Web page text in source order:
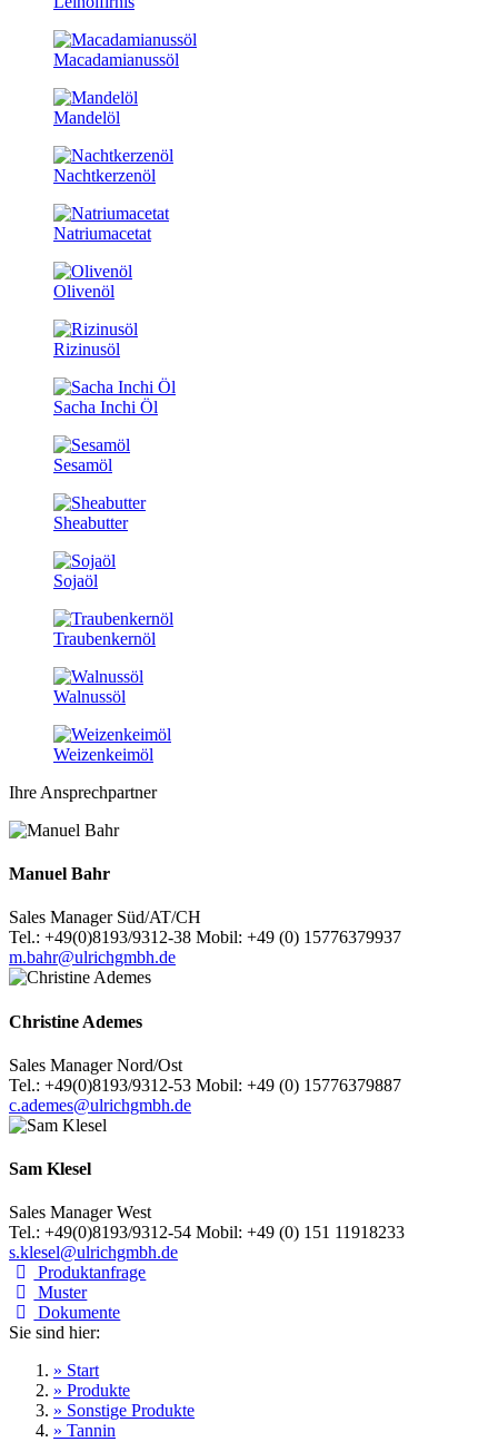
Macadamianussöl
Mandelöl
Nachtkerzenöl
Natriumacetat
Olivenöl
Rizinusöl
Sacha Inchi Öl
Sesamöl
Sheabutter
Sojaöl
Traubenkernöl
Walnussöl
Weizenkeimöl
Ihre Ansprechpartner
Manuel Bahr
Sales Manager Süd/AT/CH
Tel.: +49(0)8193/9312-38 Mobil: +49 (0) 15776379937
m.bahr@ulrichgmbh.de
Christine Ademes
Sales Manager Nord/Ost
Tel.: +49(0)8193/9312-53 Mobil: +49 (0) 15776379887
c.ademes@ulrichgmbh.de
Sam Klesel
Sales Manager West
Tel.: +49(0)8193/9312-54 Mobil: +49 (0) 151 11918233
s.klesel@ulrichgmbh.de
Produktanfrage
Muster
Dokumente
Sie sind hier:
» Start
» Produkte
» Sonstige Produkte
» Tannin